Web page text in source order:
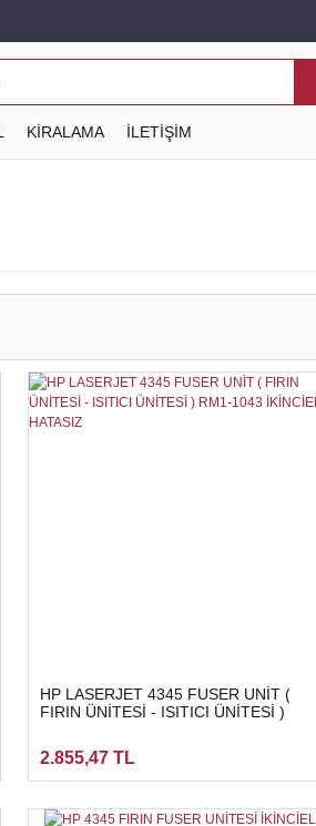
KİRALAMA İLETİŞİM
HP LASERJET 4345 FUSER UNİT (
FIRIN ÜNİTESİ - ISITICI ÜNİTESİ )
2.855,47 TL